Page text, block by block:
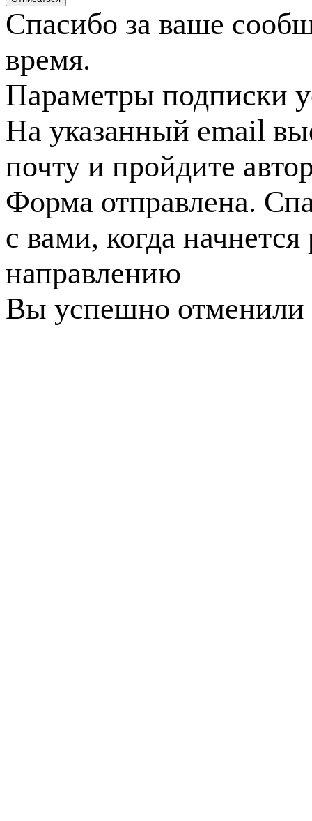
Спасибо за ваше
время.
Параметры подписки
На указанный email
почту и пройдите
Форма отправлена.
с вами, когда
направлению
Вы успешно отменили